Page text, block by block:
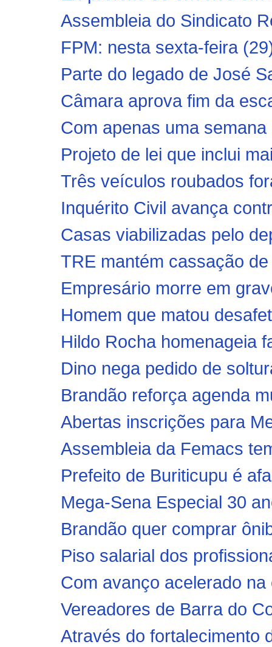
Assembleia do Sindicato
FPM: nesta sexta-feira
Parte do legado de José
Câmara aprova fim da
Com apenas uma
Projeto de lei que inclui
Três veículos roubados
Inquérito Civil avança
Casas viabilizadas pelo
TRE mantém cassação
Empresário morre em
Homem que matou
Hildo Rocha homenageia
Dino nega pedido de
Brandão reforça agenda
Abertas inscrições para
Assembleia da Femacs
Prefeito de Buriticupu é
Mega-Sena Especial 30
Brandão quer comprar
Piso salarial dos
Com avanço acelerado
Vereadores de Barra do
Através do fortalecimento